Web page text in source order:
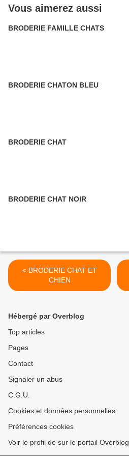
Vous aimerez aussi
BRODERIE FAMILLE CHATS
BRODERIE CHATON BLEU
BRODERIE CHAT
BRODERIE CHAT NOIR
< BRODERIE CHAT ET
CHIEN
Hébergé par Overblog
Top articles
Pages
Contact
Signaler un abus
C.G.U.
Cookies et données personnelles
Préférences cookies
Voir le profil de sur le portail Overblog